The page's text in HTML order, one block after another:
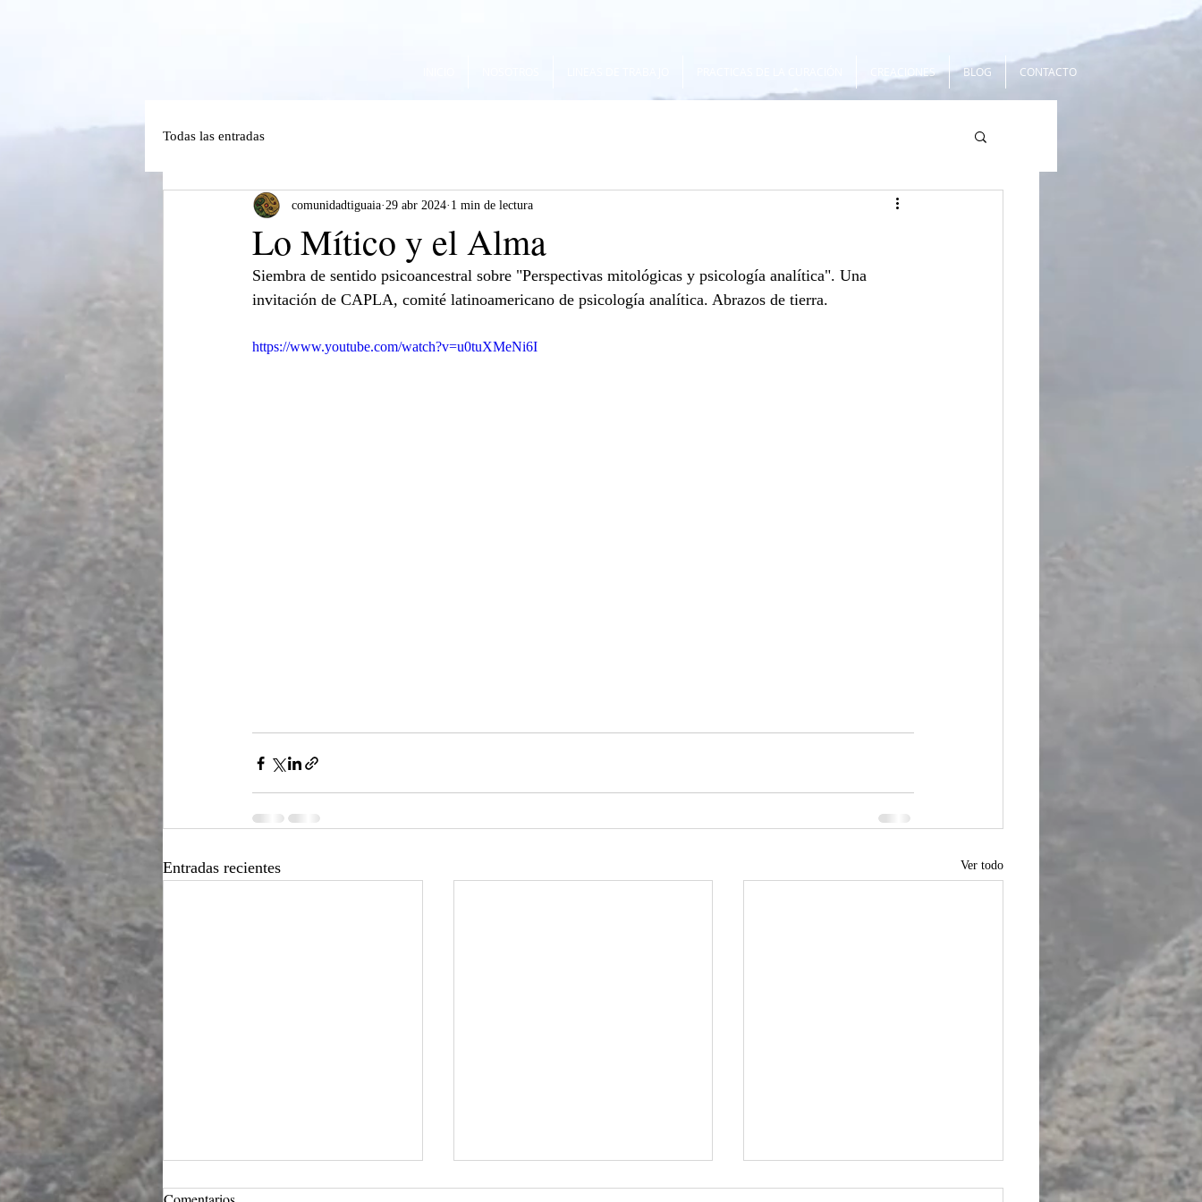
CREACIONES BLOG CONTACTO
Todas las entradas
Lo Mítico y el Alma
comunidadtiguaia 29 abr 2024 1 min de lectura
Siembra de sentido psicoancestral sobre "Perspectivas mitológicas y psicología analítica". Una
invitación de CAPLA, comité latinoamericano de psicología analítica. Abrazos de tierra.
https://www.youtube.com/watch?v=u0tuXMeNi6I
Entradas recientes Ver todo
Intersticios ontológicos y